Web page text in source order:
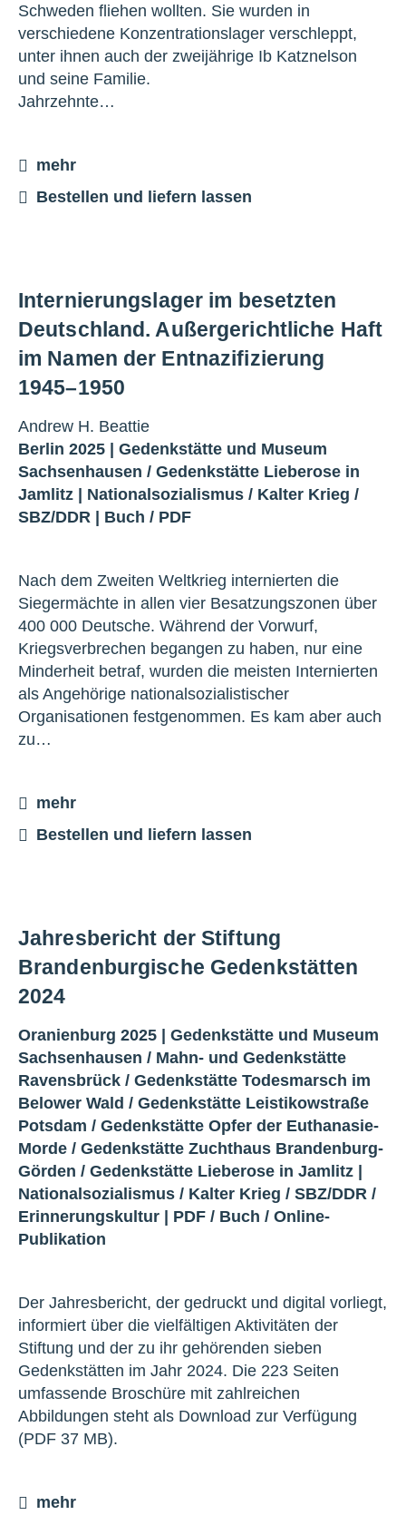
Schweden fliehen wollten. Sie wurden in
verschiedene Konzentrationslager verschleppt,
unter ihnen auch der zweijährige Ib Katznelson
und seine Familie.
Jahrzehnte…
mehr
Bestellen und liefern lassen
Internierungslager im besetzten
Deutschland. Außergerichtliche Haft
im Namen der Entnazifizierung
1945–1950
Andrew H. Beattie
Berlin 2025 | Gedenkstätte und Museum
Sachsenhausen / Gedenkstätte Lieberose in
Jamlitz | Nationalsozialismus / Kalter Krieg /
SBZ/DDR | Buch / PDF
Nach dem Zweiten Weltkrieg internierten die
Siegermächte in allen vier Besatzungszonen über
400 000 Deutsche. Während der Vorwurf,
Kriegsverbrechen begangen zu haben, nur eine
Minderheit betraf, wurden die meisten Internierten
als Angehörige nationalsozialistischer
Organisationen festgenommen. Es kam aber auch
zu…
mehr
Bestellen und liefern lassen
Jahresbericht der Stiftung
Brandenburgische Gedenkstätten
2024
Oranienburg 2025 | Gedenkstätte und Museum
Sachsenhausen / Mahn- und Gedenkstätte
Ravensbrück / Gedenkstätte Todesmarsch im
Belower Wald / Gedenkstätte Leistikowstraße
Potsdam / Gedenkstätte Opfer der Euthanasie-
Morde / Gedenkstätte Zuchthaus Brandenburg-
Görden / Gedenkstätte Lieberose in Jamlitz |
Nationalsozialismus / Kalter Krieg / SBZ/DDR /
Erinnerungskultur | PDF / Buch / Online-
Publikation
Der Jahresbericht, der gedruckt und digital vorliegt,
informiert über die vielfältigen Aktivitäten der
Stiftung und der zu ihr gehörenden sieben
Gedenkstätten im Jahr 2024. Die 223 Seiten
umfassende Broschüre mit zahlreichen
Abbildungen steht als Download zur Verfügung
(PDF 37 MB).
mehr